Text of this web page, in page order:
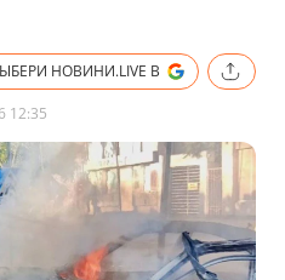
НОВИНИ.LIVE В
12:35